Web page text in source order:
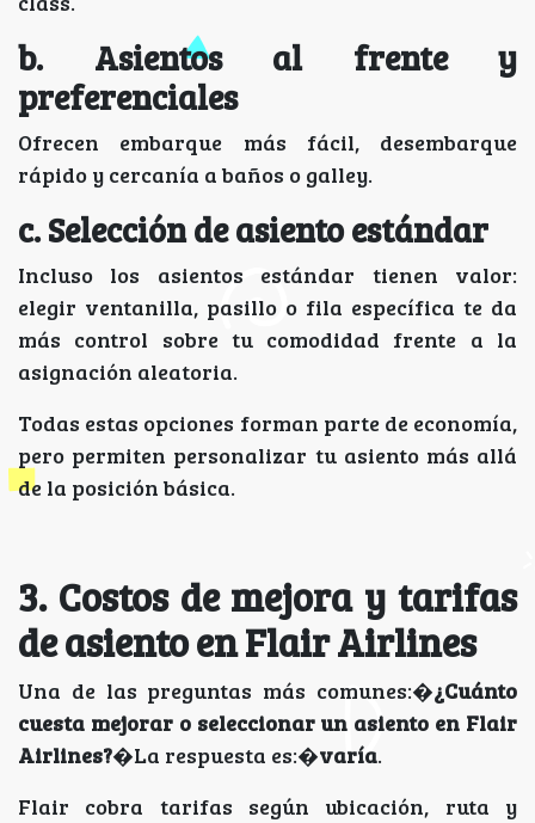
b. Asientos al frente y
preferenciales
Ofrecen embarque más fácil, desembarque
rápido y cercanía a baños o galley.
c. Selección de asiento estándar
Incluso los asientos estándar tienen valor:
elegir ventanilla, pasillo o fila específica te da
más control sobre tu comodidad frente a la
asignación aleatoria.
Todas estas opciones forman parte de economía,
pero permiten personalizar tu asiento más allá
de la posición básica.
3. Costos de mejora y tarifas
de asiento en Flair Airlines
Una de las preguntas más comunes:�¿Cuánto
cuesta mejorar o seleccionar un asiento en Flair
Airlines?�La respuesta es:�varía.
Flair cobra tarifas según ubicación, ruta y